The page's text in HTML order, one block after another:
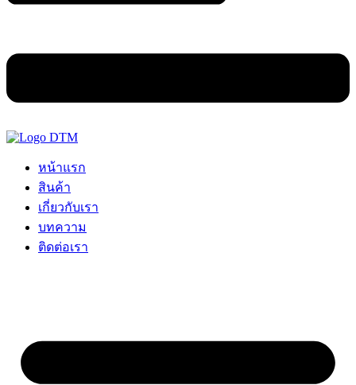
หน้าแรก
สินค้า
เกี่ยวกับเรา
บทความ
ติดต่อเรา